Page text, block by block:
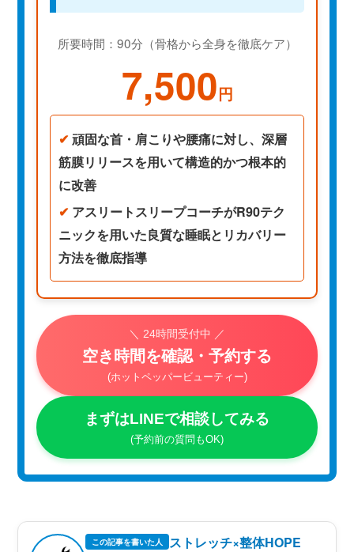
所要時間：90分（骨格から全身を徹底ケア）
7,500円
✔ 頑固な首・肩こりや腰痛に対し、深層
筋膜リリースを用いて構造的かつ根本的
に改善
✔ アスリートスリープコーチがR90テク
ニックを用いた良質な睡眠とリカバリー
方法を徹底指導
＼ 24時間受付中 ／
空き時間を確認・予約する
(ホットペッパービューティー)
まずはLINEで相談してみる
(予約前の質問もOK)
この記事を書いた人
ストレッチ×整体HOPE